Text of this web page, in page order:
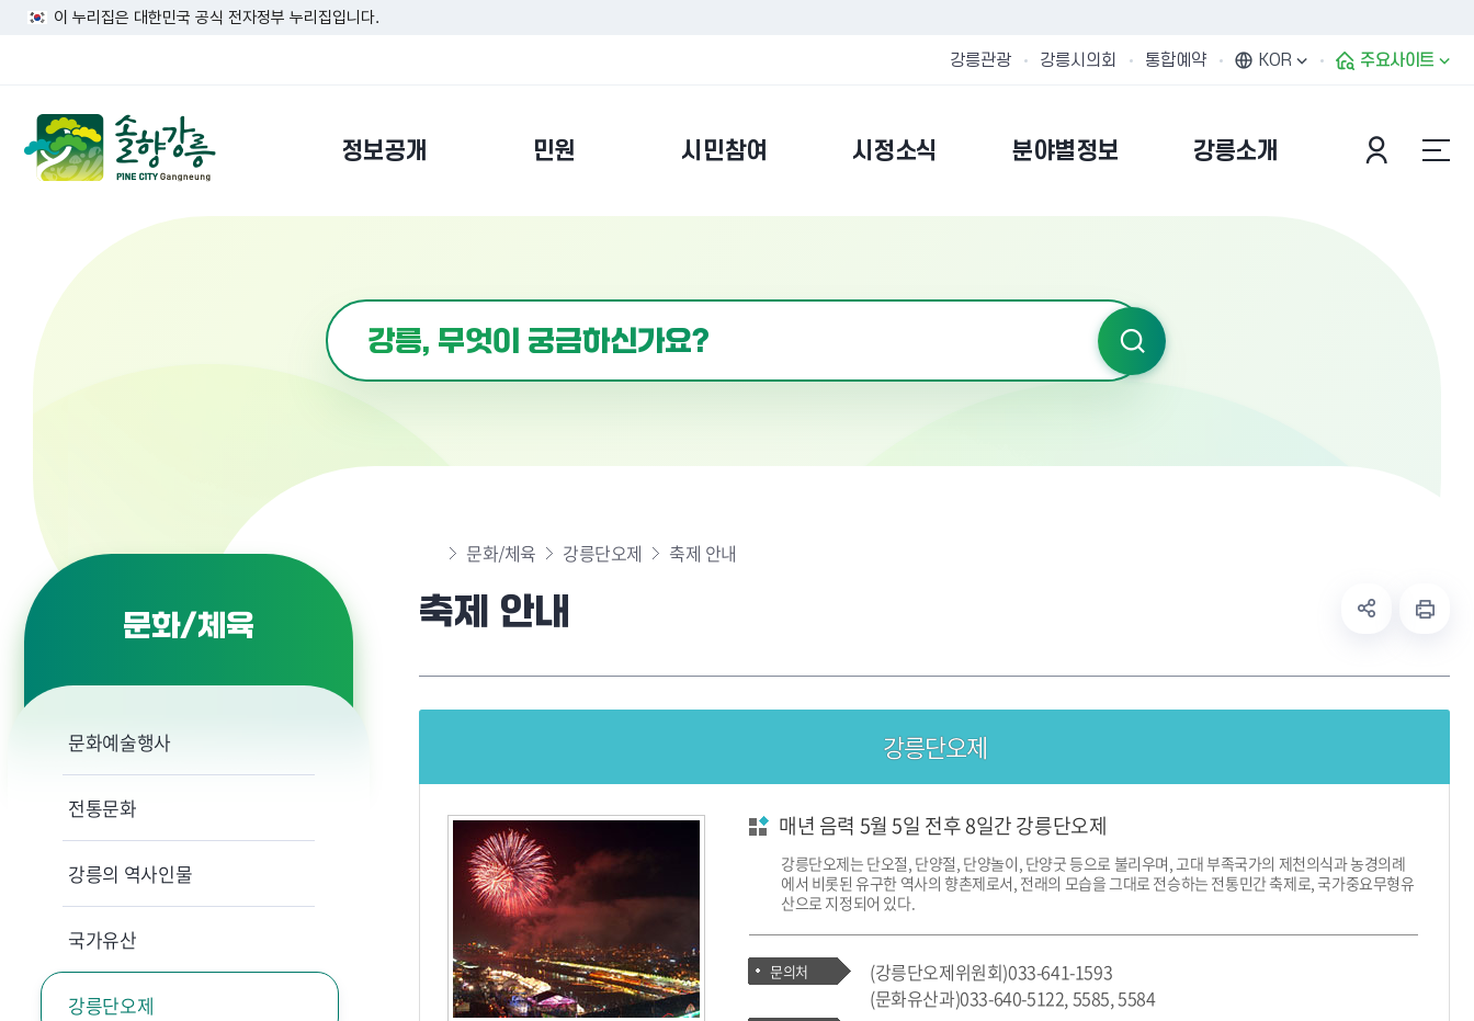
이 누리집은 대한민국 공식 전자정부 누리집입니다.
강릉관광 강릉시의회 통합예약 KOR 주요사이트
정보공개 민원 시민참여 시정소식 분야별정보 강릉소개
문화/체육
문화예술행사
전통문화
강릉의 역사인물
국가유산
강릉단오제
문화/체육 강릉단오제 축제 안내
축제 안내
강릉단오제
매년 음력 5월 5일 전후 8일간 강릉단오제
강릉단오제는 단오절, 단양절, 단양놀이, 단양굿 등으로 불리우며, 고대 부족국가의 제천의식과 농경의례
에서 비롯된 유구한 역사의 향촌제로서, 전래의 모습을 그대로 전승하는 전통민간 축제로, 국가중요무형유
산으로 지정되어 있다.
문의처
(강릉단오제위원회)033-641-1593
(문화유산과)033-640-5122, 5585, 5584